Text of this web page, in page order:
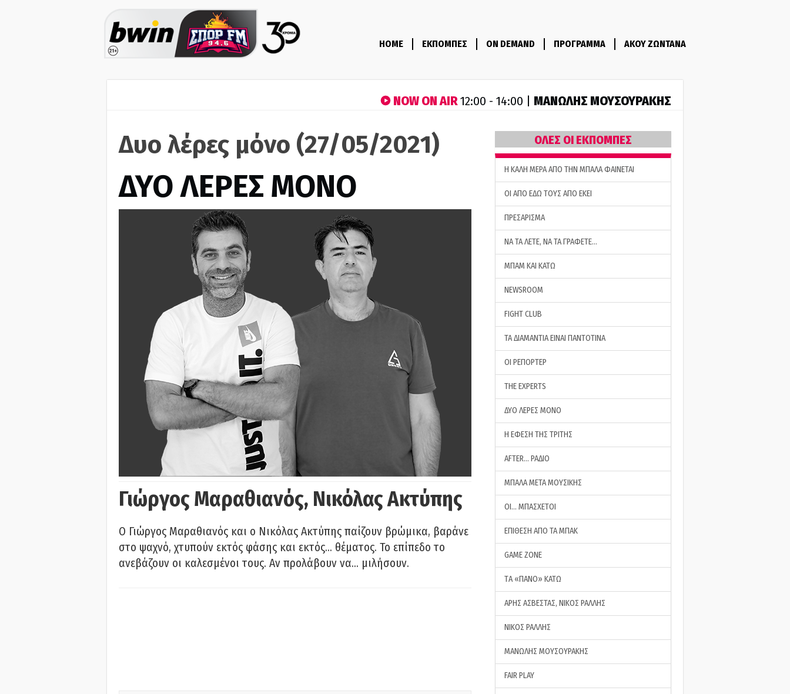
HOME ΕΚΠΟΜΠΕΣ ON DEMAND ΠΡΟΓΡΑΜΜΑ ΑΚΟΥ ΖΩΝΤΑΝΑ
NOW ON AIR12:00 - 14:00 | ΜΑΝΩΛΗΣ ΜΟΥΣΟΥΡΑΚΗΣ
Δυο λέρες μόνο (27/05/2021)
ΔΥΟ ΛΕΡΕΣ ΜΟΝΟ
Γιώργος Μαραθιανός, Νικόλας Ακτύπης
Ο Γιώργος Μαραθιανός και ο Νικόλας Ακτύπης παίζουν βρώμικα, βαράνε
στο ψαχνό, χτυπούν εκτός φάσης και εκτός… θέματος. Το επίπεδο το
ανεβάζουν οι καλεσμένοι τους. Αν προλάβουν να… μιλήσουν.
ΟΛΕΣ ΟΙ ΕΚΠΟΜΠΕΣ
H ΚΑΛΗ ΜΕΡΑ ΑΠΟ ΤΗΝ ΜΠΑΛΑ ΦΑΙΝΕΤΑΙ
ΟΙ ΑΠΟ ΕΔΩ ΤΟΥΣ ΑΠΟ ΕΚΕΙ
ΠΡΕΣΑΡΙΣΜΑ
ΝΑ ΤΑ ΛΕΤΕ, ΝΑ ΤΑ ΓΡΑΦΕΤΕ…
ΜΠΑΜ ΚΑΙ ΚΑΤΩ
NEWSROOM
FIGHT CLUB
ΤΑ ΔΙΑΜΑΝΤΙΑ ΕΙΝΑΙ ΠΑΝΤΟΤΙΝΑ
ΟΙ ΡΕΠΟΡΤΕΡ
THE EXPERTS
ΔΥΟ ΛΕΡΕΣ ΜΟΝΟ
Η ΕΦΕΣΗ ΤΗΣ ΤΡΙΤΗΣ
AFTER… ΡΑΔΙΟ
ΜΠΑΛΑ ΜΕΤΑ ΜΟΥΣΙΚΗΣ
ΟΙ… ΜΠΑΣΧΕΤΟΙ
ΕΠΙΘΕΣΗ ΑΠΟ ΤΑ ΜΠΑΚ
GAME ZONE
ΤA «ΠΑΝΟ» ΚΑΤΩ
ΑΡΗΣ ΑΣΒΕΣΤΑΣ, ΝΙΚΟΣ ΡΑΛΛΗΣ
ΝΙΚΟΣ ΡΑΛΛΗΣ
ΜΑΝΩΛΗΣ ΜΟΥΣΟΥΡΑΚΗΣ
FAIR PLAY